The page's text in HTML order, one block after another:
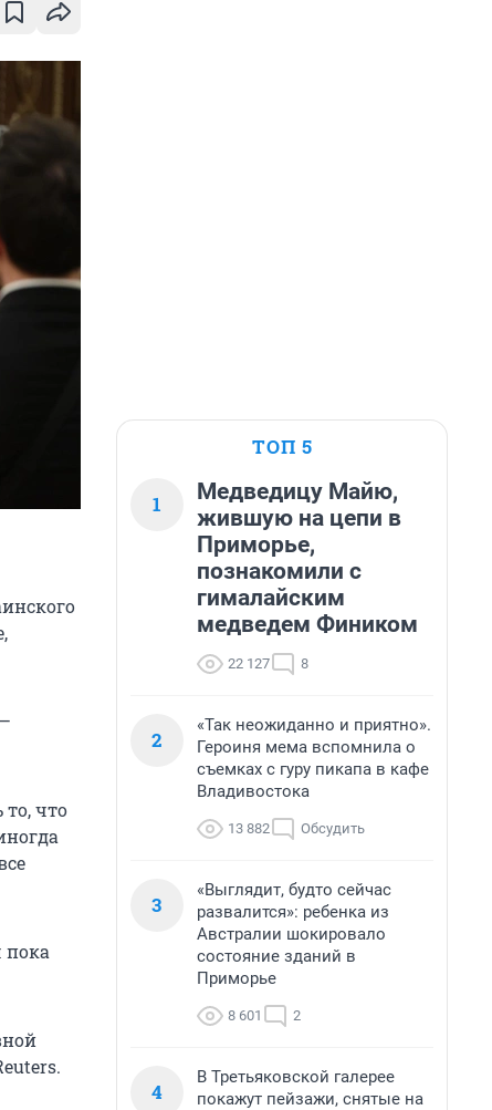
что
пока
ТОП 5
1
Медведицу Майю,
жившую на цепи в
Приморье,
познакомили с
гималайским
медведем Фиником
22 127 8
2
«Так неожиданно и приятно».
Героиня мема вспомнила о
съемках с гуру пикапа в кафе
Владивостока
13 882 Обсудить
3
«Выглядит, будто сейчас
развалится»: ребенка из
Австралии шокировало
состояние зданий в
Приморье
8 601 2
4
В Третьяковской галерее
покажут пейзажи, снятые на